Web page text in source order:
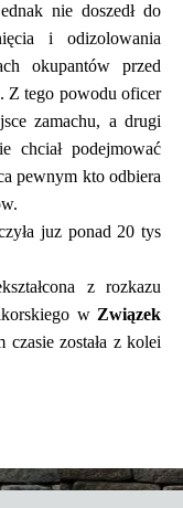
nie doszedł do
i odizolowania
okupantów przed
Z tego powodu oficer
zamachu, a drugi
chciał podejmować
pewnym kto odbiera
juz ponad 20 tys
z rozkazu
w Związek
została z kolei